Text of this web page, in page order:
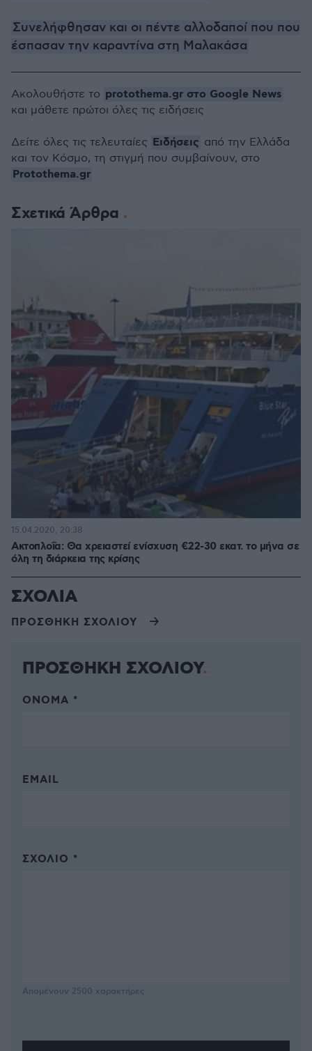
Συνελήφθησαν και οι πέντε αλλοδαποί που που
έσπασαν την καραντίνα στη Μαλακάσα
Σχετικά Άρθρα
Ακτοπλοΐα: Θα χρειαστεί ενίσχυση €22-30 εκατ. το μήνα σε
όλη τη διάρκεια της κρίσης
15.04.2020, 20:38
Ακολουθήστε το protothema.gr στο Google News
και μάθετε πρώτοι όλες τις ειδήσεις
Δείτε όλες τις τελευταίες Ειδήσεις από την Ελλάδα
και τον Κόσμο, τη στιγμή που συμβαίνουν, στο
Protothema.gr
ΣΧΟΛΙΑ
ΠΡΟΣΘΗΚΗ ΣΧΟΛΙΟΥ
ΠΡΟΣΘΗΚΗ ΣΧΟΛΙΟΥ
ΌΝΟΜΑ *
EMAIL
ΣΧΌΛΙΟ *
Απομένουν 2500 χαρακτήρες